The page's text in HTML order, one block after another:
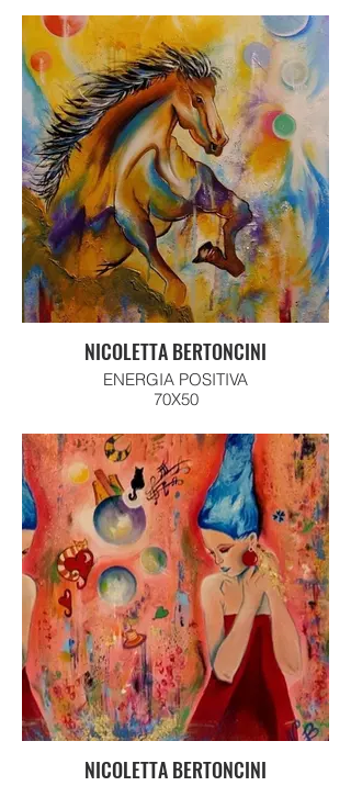
NICOLETTA BERTONCINI
ENERGIA POSITIVA
70X50
NICOLETTA BERTONCINI